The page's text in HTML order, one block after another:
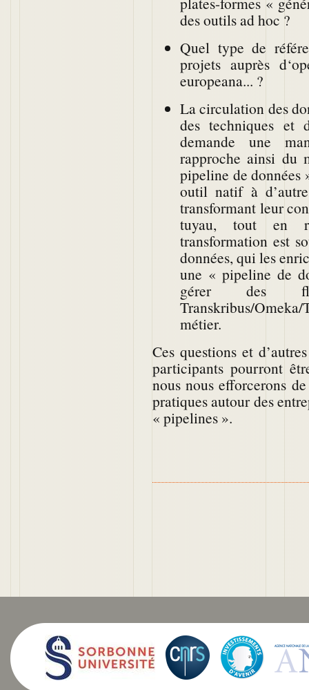
des outils ad hoc ?
Quel type de
projets auprès
europeana... ?
La circulation des
des techniques et
demande une
rapproche ainsi du
pipeline de données
outil natif à
transformant leur
tuyau, tout en
transformation est
données, qui les
une « pipeline de
gérer des
Transkribus/
métier.
Ces questions et
participants pourront
nous nous efforcerons
pratiques autour des
« pipelines ».